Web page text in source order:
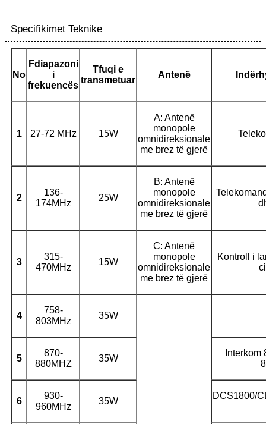
Specifikimet Teknike
No
Fdiapazoni
i
frekuencës
Tfuqi e
transmetuar
Antenë
1 27-72 MHz 15W
A: Antenë
monopole
omnidireksionale
me brez të gjerë
2
136-
174MHz
25W
B: Antenë
monopole
omnidireksionale
me brez të gjerë
3
315-
470MHz
15W
C: Antenë
monopole
omnidireksionale
me brez të gjerë
Kontroll i
4
758-
803MHz
35W
5
870-
880MHZ
35W
Interkom
6
930-
960MHz
35W
DCS1800/